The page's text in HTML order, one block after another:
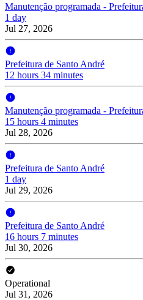
Manutenção programada -
1 day
Jul 27, 2026
Prefeitura de Santo André
12 hours 34 minutes
Manutenção programada -
15 hours 4 minutes
Jul 28, 2026
Prefeitura de Santo André
1 day
Jul 29, 2026
Prefeitura de Santo André
16 hours 7 minutes
Jul 30, 2026
Operational
Jul 31, 2026